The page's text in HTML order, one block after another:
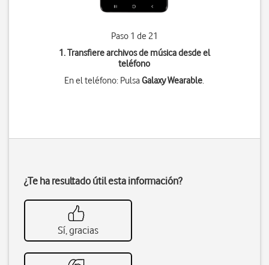
Paso 1 de 21
1. Transfiere archivos de música desde el
teléfono
En el teléfono: PulsaGalaxy Wearable.
¿Te ha resultado útil esta información?
Sí, gracias